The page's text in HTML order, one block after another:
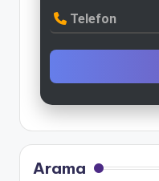
Telefon
Arama